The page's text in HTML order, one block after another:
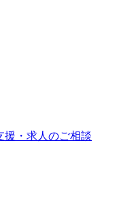
援・求人のご相談